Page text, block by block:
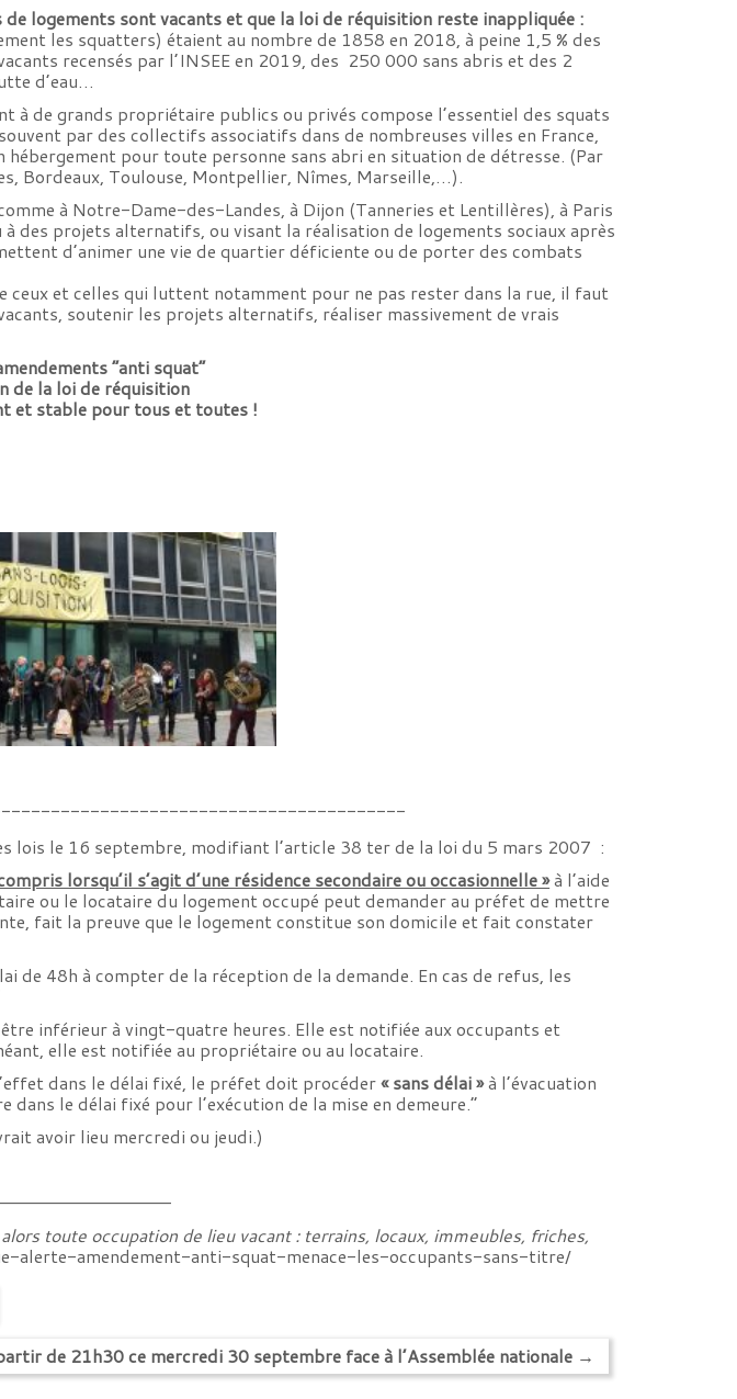
logements sont vacants et que la loi de réquisition reste inappliquée :
les squatters) étaient au nombre de 1858 en 2018, à peine 1,5 % des
recensés par l’INSEE en 2019, des 250 000 sans abris et des 2
d’eau…
à de grands propriétaire publics ou privés compose l’essentiel des squats
par des collectifs associatifs dans de nombreuses villes en France,
pour toute personne sans abri en situation de détresse. (Par
Bordeaux, Toulouse, Montpellier, Nîmes, Marseille,…).
à Notre-Dame-des-Landes, à Dijon (Tanneries et Lentillères), à Paris
des projets alternatifs, ou visant la réalisation de logements sociaux après
d’animer une vie de quartier déficiente ou de porter des combats
et celles qui luttent notamment pour ne pas rester dans la rue, il faut
soutenir les projets alternatifs, réaliser massivement de vrais
“anti squat”
de la loi de réquisition
et stable pour tous et toutes !
lois le 16 septembre, modifiant l’article 38 ter de la loi du 5 mars 2007 :
lorsqu’il s’agit d’une résidence secondaire ou occasionnelle »à l’aide
ou le locataire du logement occupé peut demander au préfet de mettre
fait la preuve que le logement constitue son domicile et fait constater
de 48h à compter de la réception de la demande. En cas de refus, les
inférieur à vingt-quatre heures. Elle est notifiée aux occupants et
elle est notifiée au propriétaire ou au locataire.
dans le délai fixé, le préfet doit procéder« sans délai »à l’évacuation
le délai fixé pour l’exécution de la mise en demeure.”
avoir lieu mercredi ou jeudi.)
toute occupation de lieu vacant : terrains, locaux, immeubles, friches,
alerte-amendement-anti-squat-menace-les-occupants-sans-titre/
de 21h30 ce mercredi 30 septembre face à l’Assemblée nationale →